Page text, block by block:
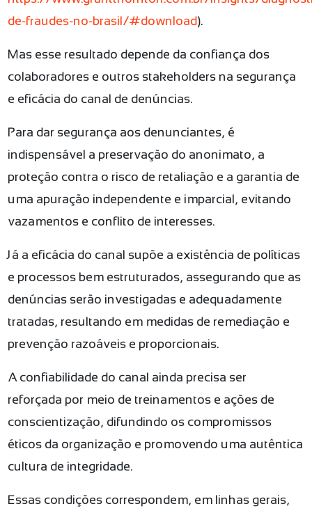
de-fraudes-no-brasil/#download).
Mas esse resultado depende da confiança dos
colaboradores e outros stakeholders na segurança
e eficácia do canal de denúncias.
Para dar segurança aos denunciantes, é
indispensável a preservação do anonimato, a
proteção contra o risco de retaliação e a garantia de
uma apuração independente e imparcial, evitando
vazamentos e conflito de interesses.
Já a eficácia do canal supõe a existência de políticas
e processos bem estruturados, assegurando que as
denúncias serão investigadas e adequadamente
tratadas, resultando em medidas de remediação e
prevenção razoáveis e proporcionais.
A confiabilidade do canal ainda precisa ser
reforçada por meio de treinamentos e ações de
conscientização, difundindo os compromissos
éticos da organização e promovendo uma autêntica
cultura de integridade.
Essas condições correspondem, em linhas gerais,